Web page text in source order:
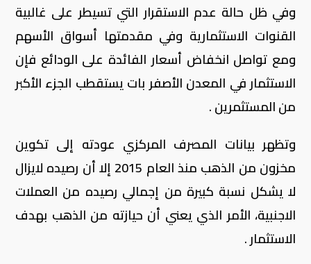
وفي ظل حالة عدم الاستقرار التي تسيطر على غالبية
القنوات الاستثمارية وفي مقدمتها أسواق الأسهم
ومع تواصل انخفاض أسعار الفائدة على الودائع فإن
الاستثمار في المعدن الأصفر بات يستقطب الجزء الأكبر
من المستثمرين .
وتظهر بيانات المصرف المركزي عودته إلى تكوين
مخزون من الذهب منذ العام 2015 إلا أن رصيده لايزال
لا يشكل نسبة كبيرة من إجمالي رصيده من العملات
الاجنبية، الأمر الذي يعني أن حيازته من الذهب بهدف
الاستثمار .